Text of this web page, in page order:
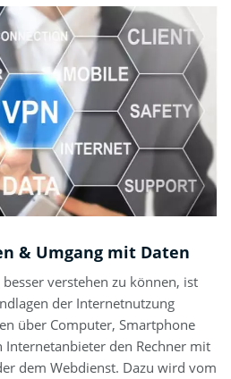
& Umgang mit Daten
verstehen zu können, ist
der Internetnutzung
über Computer, Smartphone
den Rechner mit
dem Webdienst. Dazu wird vom